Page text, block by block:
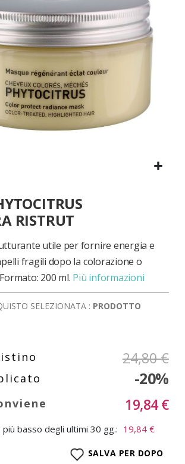
RISTRUT
utile per fornire energia e
fragili dopo la colorazione o
200 ml. Più informazioni
SELEZIONATA : PRODOTTO
24,80 €
-20%
19,84 €
basso degli ultimi 30 gg.: 19,84 €
SALVA PER DOPO